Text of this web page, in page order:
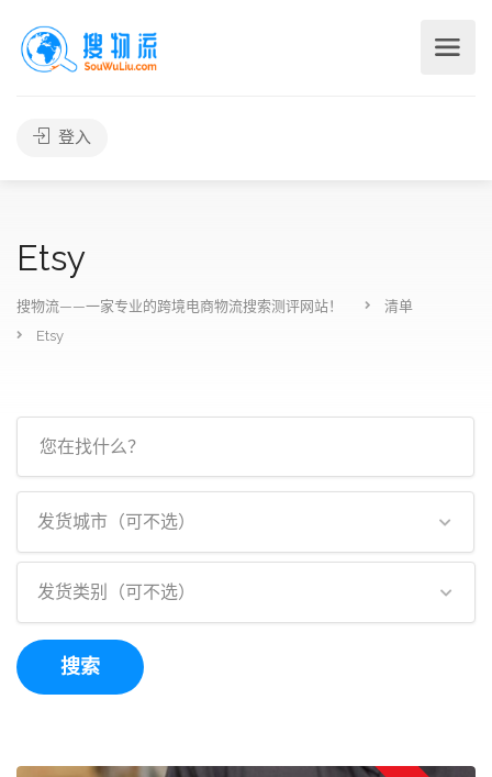
登入
Etsy
搜物流——一家专业的跨境电商物流搜索测评网站！
清单
Etsy
发货城市（可不选）
发货类别（可不选）
搜索